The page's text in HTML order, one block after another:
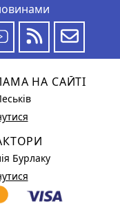
НА САЙТІ
Бурлаку